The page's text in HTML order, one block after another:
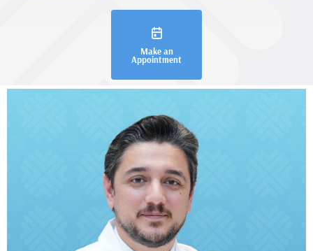
Make an
Appointment